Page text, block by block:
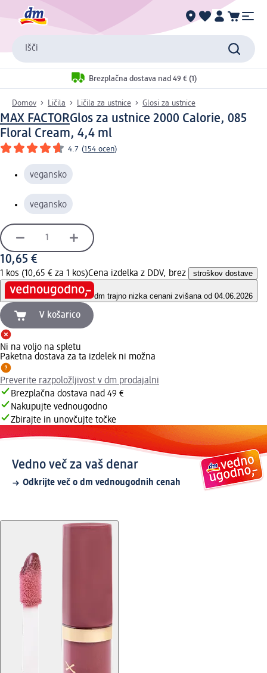
Išči
Brezplačna dostava nad 49 € (1)
Domov Ličila Ličila za ustnice Glosi za ustnice
MAX FACTORGlos za ustnice 2000 Calorie, 085
Floral Cream, 4,4 ml
4.7 (154 ocen)
vegansko
vegansko
10,65 €
1 kos (10,65 € za 1 kos)Cena izdelka z DDV, brez stroškov dostave
dm trajno nizka cenani zvišana od 04.06.2026
V košarico
Ni na voljo na spletu
Paketna dostava za ta izdelek ni možna
Preverite razpoložljivost v dm prodajalni
Brezplačna dostava nad 49 €
Nakupujte vednougodno
Zbirajte in unovčujte točke
Vedno več za vaš denar
Odkrijte več o dm vednougodnih cenah